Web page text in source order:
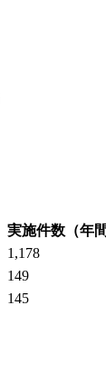
実施件数（年間
1,178
149
145